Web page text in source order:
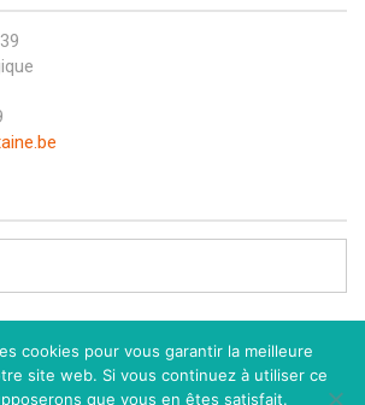
Cerfontaine. Tous droits réservés.
cookies pour vous garantir la meilleure
site web. Si vous continuez à utiliser ce
que vous en êtes satisfait.